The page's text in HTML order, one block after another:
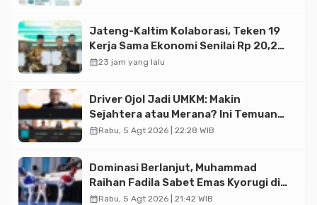
Jateng-Kaltim Kolaborasi, Teken 19
Kerja Sama Ekonomi Senilai Rp 20,2
Triliun
calendar_month23 jam yang lalu
Driver Ojol Jadi UMKM: Makin
Sejahtera atau Merana? Ini Temuan
Diskusi Paramadina
calendar_monthRabu, 5 Agt 2026 | 22:28 WIB
Dominasi Berlanjut, Muhammad
Raihan Fadila Sabet Emas Kyorugi di
Asian Taekwondo Indonesia Open
calendar_monthRabu, 5 Agt 2026 | 21:42 WIB